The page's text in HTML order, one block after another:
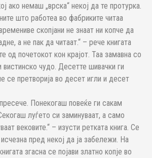
ако немаш „врска“ некој да те протурка.
што работеа во фабриките читаа
скопјани не знаат ни копче да
а не пак да читаат.“ – рече книгата
од почетокот кон крајот. Таа замавна со
вистинско чудо. Десетте шивачки ги
се претворија во десет игли и десет
Понекогаш повеќе ги сакам
луѓето си заминуваат, а само
вековите.“ – изусти ретката книга. Се
пред некој да ја забележи. На
згасна се појави златно копје во